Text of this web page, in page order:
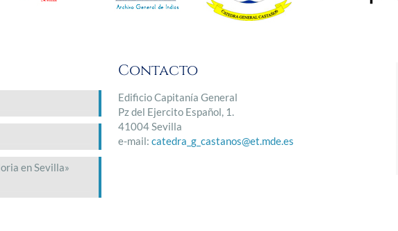
en Sevilla»
Contacto
Edificio Capitanía General
Pz del Ejercito Español, 1.
41004 Sevilla
e-mail: catedra_g_castanos@et.mde.es